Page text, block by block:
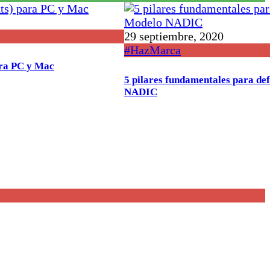
PC y Mac
29 septiembre, 2020
#HazMarca
5 pilares fundamentales para
NADIC